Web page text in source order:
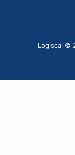
Logiscal ©